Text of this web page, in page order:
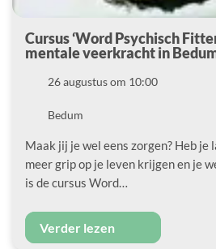
Cursus ‘Word Psychisch
mentale veerkracht in
Datum26 augustus om 10:00
LocatieBedum
Maak jij je wel eens zorgen? Heb je
meer grip op je leven krijgen en je
is de cursus Word…
Verder lezen